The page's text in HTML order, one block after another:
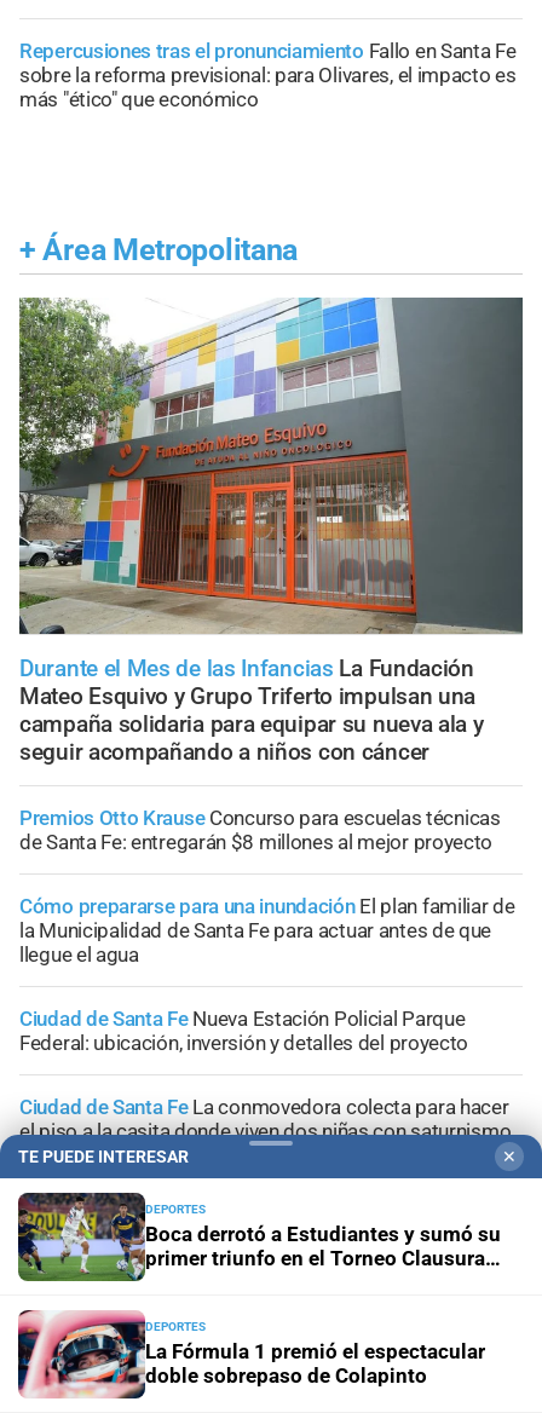
Repercusiones tras el pronunciamiento Fallo en Santa Fe
sobre la reforma previsional: para Olivares, el impacto es
más "ético" que económico
+ Área Metropolitana
Durante el Mes de las Infancias La Fundación
Mateo Esquivo y Grupo Triferto impulsan una
campaña solidaria para equipar su nueva ala y
seguir acompañando a niños con cáncer
Premios Otto Krause Concurso para escuelas técnicas
de Santa Fe: entregarán $8 millones al mejor proyecto
Cómo prepararse para una inundación El plan familiar de
la Municipalidad de Santa Fe para actuar antes de que
llegue el agua
Ciudad de Santa Fe Nueva Estación Policial Parque
Federal: ubicación, inversión y detalles del proyecto
Ciudad de Santa Fe La conmovedora colecta para hacer
el piso a la casita donde viven dos niñas con saturnismo
+Sucesos
TE PUEDE INTERESAR ✕
DEPORTES
Boca derrotó a Estudiantes y sumó su
primer triunfo en el Torneo Clausura
DEPORTES
La Fórmula 1 premió el espectacular
doble sobrepaso de Colapinto